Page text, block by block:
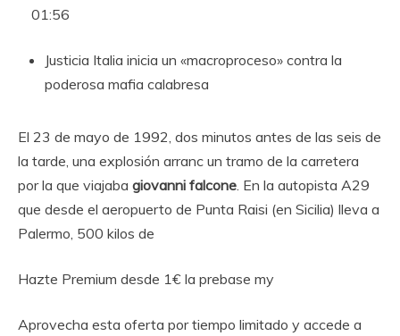
01:56
Justicia Italia inicia un «macroproceso» contra la
poderosa mafia calabresa
El 23 de mayo de 1992, dos minutos antes de las seis de
la tarde, una explosión arranc un tramo de la carretera
por la que viajaba giovanni falcone. En la autopista A29
que desde el aeropuerto de Punta Raisi (en Sicilia) lleva a
Palermo, 500 kilos de
Hazte Premium desde 1€ la prebase my
Aprovecha esta oferta por tiempo limitado y accede a